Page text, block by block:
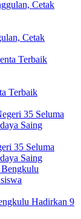
Cetak
Terbaik
35 Seluma
Saing
Hadirkan 9